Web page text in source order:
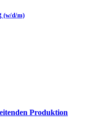
(w/d/m)
Produktion